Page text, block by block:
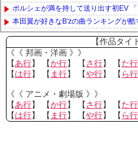
ポルシェが満を持して送り出す初EV
本田翼が好きなB'zの曲ランキングが酷
Powered by livedoor 相互RSS
【作品タイ
《《 邦画・洋画 》》
【あ行】 【か行】 【さ行】 【た行
【は行】 【 ま行】 【や行】 【 ら行
《《 アニメ・劇場版 》》
【あ行】 【か行】 【さ行】 【た行
【は行】 【 ま行】 【や行】 【 ら行